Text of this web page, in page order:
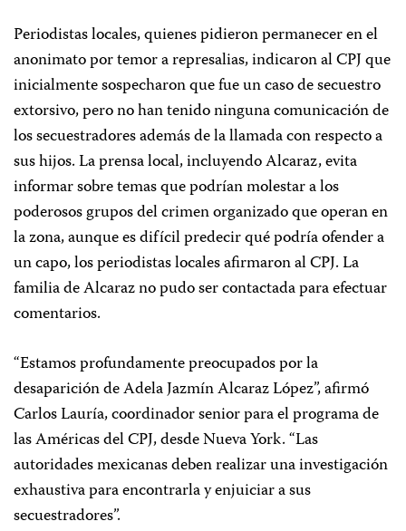
Periodistas locales, quienes pidieron permanecer en el
anonimato por temor a represalias, indicaron al CPJ que
inicialmente sospecharon que fue un caso de secuestro
extorsivo, pero no han tenido ninguna comunicación de
los secuestradores además de la llamada con respecto a
sus hijos. La prensa local, incluyendo Alcaraz, evita
informar sobre temas que podrían molestar a los
poderosos grupos del crimen organizado que operan en
la zona, aunque es difícil predecir qué podría ofender a
un capo, los periodistas locales afirmaron al CPJ. La
familia de Alcaraz no pudo ser contactada para efectuar
comentarios.
“Estamos profundamente preocupados por la
desaparición de Adela Jazmín Alcaraz López”, afirmó
Carlos Lauría, coordinador senior para el programa de
las Américas del CPJ, desde Nueva York. “Las
autoridades mexicanas deben realizar una investigación
exhaustiva para encontrarla y enjuiciar a sus
secuestradores”.